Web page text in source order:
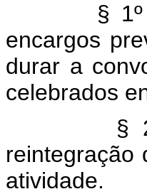
§ 1º A
encargos
durar a
celebrados
§ 2º O
reintegração
atividade.